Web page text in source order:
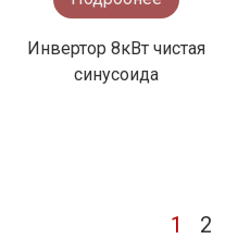
Инвертор 8кВт чистая
синусоида
1 2